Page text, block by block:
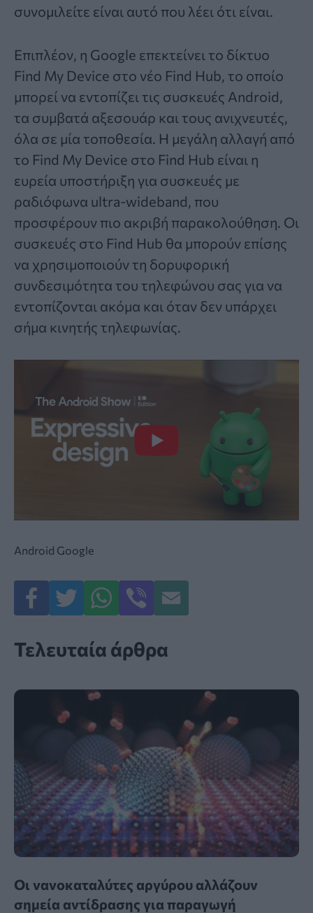
συνομιλείτε είναι αυτό που λέει ότι είναι.
Επιπλέον, η Google επεκτείνει το δίκτυο
Find My Device στο νέο Find Hub, το οποίο
μπορεί να εντοπίζει τις συσκευές Android,
τα συμβατά αξεσουάρ και τους ανιχνευτές,
όλα σε μία τοποθεσία. Η μεγάλη αλλαγή από
το Find My Device στο Find Hub είναι η
ευρεία υποστήριξη για συσκευές με
ραδιόφωνα ultra-wideband, που
προσφέρουν πιο ακριβή παρακολούθηση. Οι
συσκευές στο Find Hub θα μπορούν επίσης
να χρησιμοποιούν τη δορυφορική
συνδεσιμότητα του τηλεφώνου σας για να
εντοπίζονται ακόμα και όταν δεν υπάρχει
σήμα κινητής τηλεφωνίας.
Android Google
Τελευταία άρθρα
Οι νανοκαταλύτες αργύρου αλλάζουν
σημεία αντίδρασης για παραγωγή